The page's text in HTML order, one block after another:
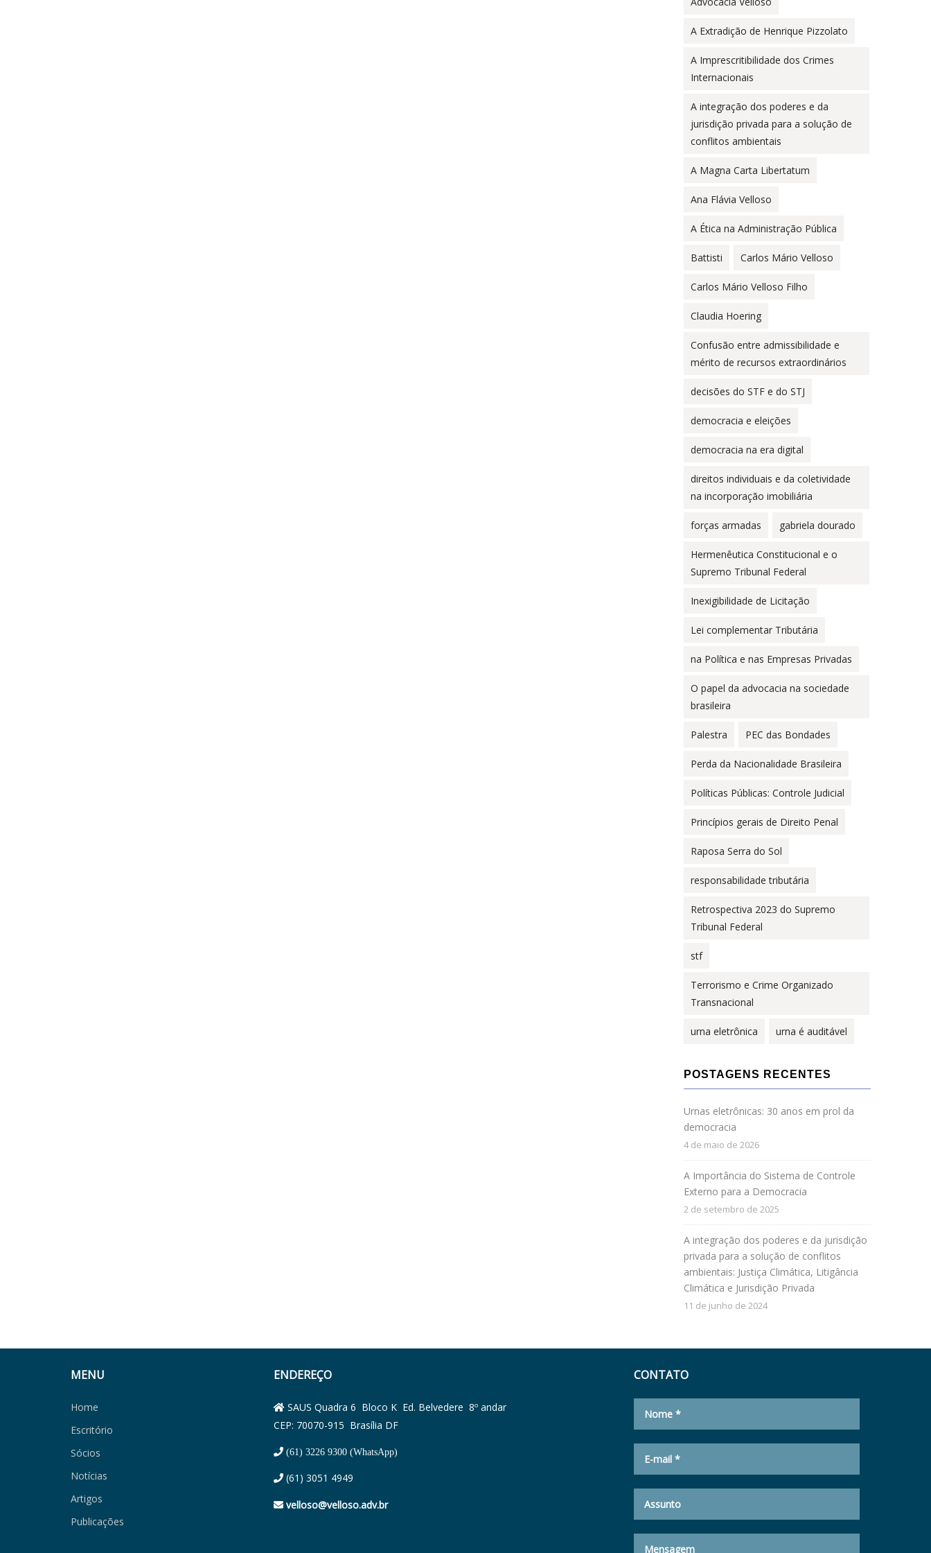
A Extradição de Henrique Pizzolato
A Imprescritibilidade dos Crimes
Internacionais
A integração dos poderes e da
jurisdição privada para a solução de
conflitos ambientais
A Magna Carta Libertatum
Ana Flávia Velloso
A Ética na Administração Pública
Battisti Carlos Mário Velloso
Carlos Mário Velloso Filho
Claudia Hoering
Confusão entre admissibilidade e
mérito de recursos extraordinários
decisões do STF e do STJ
democracia e eleições
democracia na era digital
direitos individuais e da coletividade
na incorporação imobiliária
forças armadas gabriela dourado
Hermenêutica Constitucional e o
Supremo Tribunal Federal
Inexigibilidade de Licitação
Lei complementar Tributária
na Política e nas Empresas Privadas
O papel da advocacia na sociedade
brasileira
Palestra PEC das Bondades
Perda da Nacionalidade Brasileira
Políticas Públicas: Controle Judicial
Princípios gerais de Direito Penal
Raposa Serra do Sol
responsabilidade tributária
Retrospectiva 2023 do Supremo
Tribunal Federal
stf
Terrorismo e Crime Organizado
Transnacional
urna eletrônica urna é auditável
POSTAGENS RECENTES
Urnas eletrônicas: 30 anos em prol da
democracia
4 de maio de 2026
A Importância do Sistema de Controle
Externo para a Democracia
2 de setembro de 2025
A integração dos poderes e da jurisdição
privada para a solução de conflitos
ambientais: Justiça Climática, Litigância
Climática e Jurisdição Privada
11 de junho de 2024
MENU
Home
Escritório
Sócios
Notícias
Artigos
Publicações
ENDEREÇO
SAUS Quadra 6 Bloco K Ed. Belvedere 8º andar
CEP: 70070-915 Brasília DF
(61) 3226 9300 (WhatsApp)
(61) 3051 4949
velloso@velloso.adv.br
CONTATO